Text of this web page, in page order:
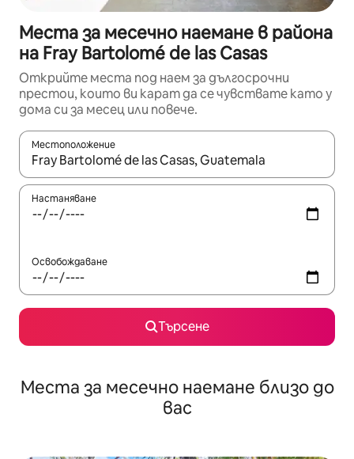
Места за месечно наемане в района
на Fray Bartolomé de las Casas
Открийте места под наем за дългосрочни
престои, които ви карат да се чувствате като у
дома си за месец или повече.
Местоположение
Когато резултатите се покажат, използвайте
Настаняване
Освобождаване
Търсене
Места за месечно наемане близо до
вас